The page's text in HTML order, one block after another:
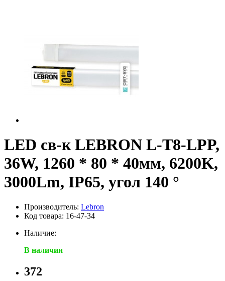
LED св-к LEBRON L-Т8-LPP,
36W, 1260 * 80 * 40мм, 6200K,
3000Lm, IP65, угол 140 °
Производитель: Lebron
Код товара: 16-47-34
Наличие:
В наличии
372